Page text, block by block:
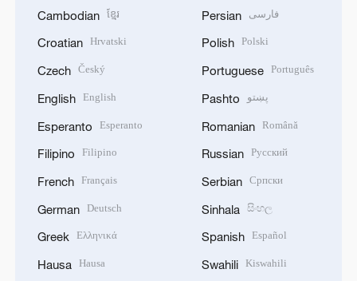
Cambodian ខ្មែរ
Croatian Hrvatski
Czech Český
English English
Esperanto Esperanto
Filipino Filipino
French Français
German Deutsch
Greek Ελληνικά
Hausa Hausa
Persian فارسی
Polish Polski
Portuguese Português
Pashto پښتو
Romanian Română
Russian Русский
Serbian Српски
Sinhala සිංහල
Spanish Español
Swahili Kiswahili